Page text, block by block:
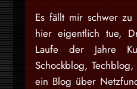
Es fällt mir schwer
hier eigentlich tue,
Laufe der Jahre
Schockblog,
ein Blog über